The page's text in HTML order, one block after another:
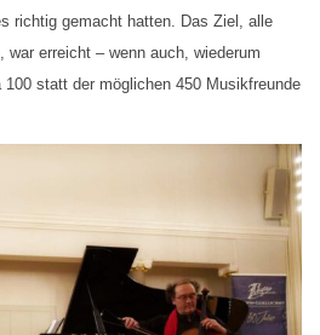
richtig gemacht hatten. Das Ziel, alle
erreicht – wenn auch, wiederum
100 statt der möglichen 450 Musikfreunde